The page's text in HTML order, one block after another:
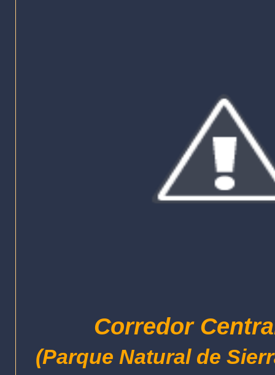
Corredor
(Parque Natural de